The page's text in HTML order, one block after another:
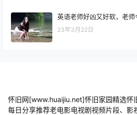
英语老师好凶又好软，老
23年3月22日
怀旧网[www.huaijiu.net]怀旧家园精选怀
每日分享推荐老电影电视剧视频片段、影